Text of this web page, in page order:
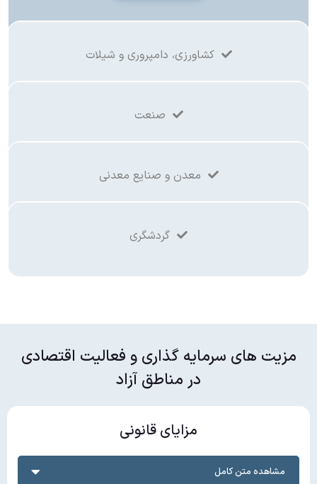
کشاورزی، دامپروری و شیلات
صنعت
معدن و صنایع معدنی
گردشگری
مزیت های سرمایه گذاری و فعالیت اقتصادی
در مناطق آزاد
مزایای قانونی
مشاهده متن کامل